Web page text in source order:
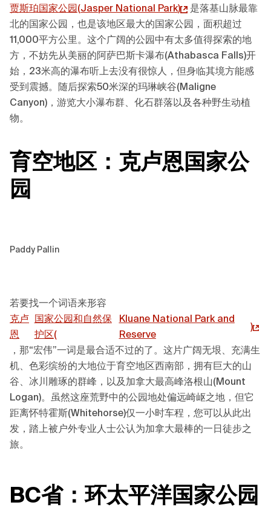
贾斯珀国家公园(Jasper National Park)
是落基山脉最靠
北的国家公园，也是该地区最大的国家公园，面积超过
11,000平方公里。这个广阔的公园中有太多值得探索的地
方，不妨先从美丽的阿萨巴斯卡瀑布(Athabasca Falls)开
始，23米高的瀑布听上去没有很惊人，但身临其境方能感
受到震撼。随后探索50米深的玛琳峡谷(Maligne
Canyon)，游览大小瀑布群、化石群落以及各种野生动植
物。
育空地区 ： 克卢恩国家公
园
Paddy Pallin
若要找一个词语来形容
克卢
恩
国家公园和自然保
护区(
Kluane National Park and
Reserve
)
，那“宏伟”一词是最合适不过的了。这片广阔无垠、充满生
机、色彩缤纷的大地位于育空地区西南部，拥有巨大的山
谷、冰川雕琢的群峰，以及加拿大最高峰洛根山(Mount
Logan)。虽然这座荒野中的公园地处偏远崎岖之地，但它
距离怀特霍斯(Whitehorse)仅一小时车程，您可以从此出
发，踏上被户外专业人士公认为加拿大最棒的一日徒步之
旅。
BC省：环太平洋国家公园